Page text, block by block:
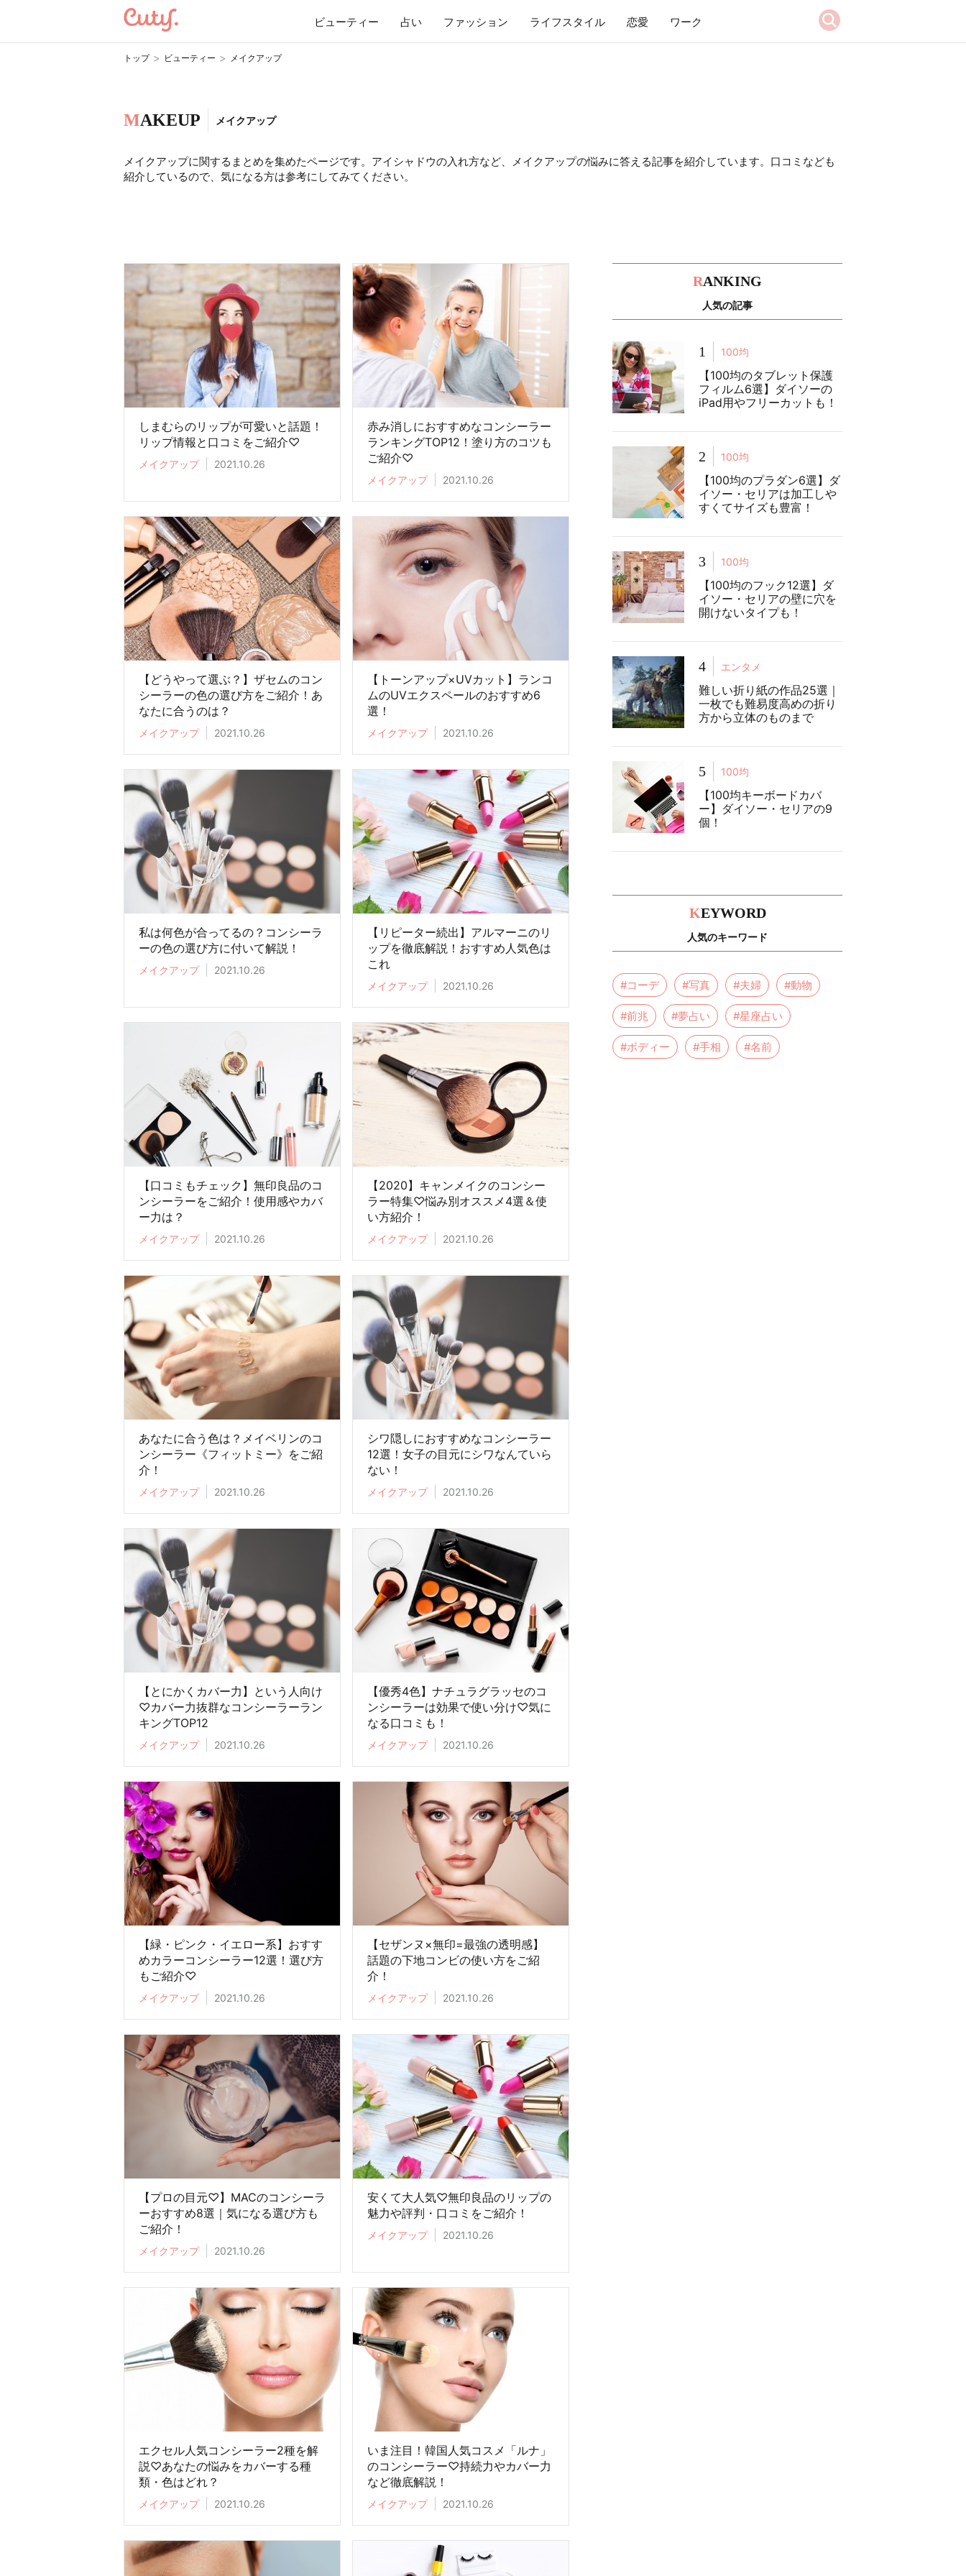
ビューティー 占い ファッション ライフスタイル 恋愛 ワーク
トップ > ビューティー > メイクアップ
MAKEUP メイクアップ
メイクアップに関するまとめを集めたページです。アイシャドウの入れ方など、メイクアップの悩みに答える記事を紹介しています。口コミなども
紹介しているので、気になる方は参考にしてみてください。
しまむらのリップが可愛いと話題！
リップ情報と口コミをご紹介♡
メイクアップ 2021.10.26
赤み消しにおすすめなコンシーラー
ランキングTOP12！塗り方のコツも
ご紹介♡
メイクアップ 2021.10.26
【どうやって選ぶ？】ザセムのコン
シーラーの色の選び方をご紹介！あ
なたに合うのは？
メイクアップ 2021.10.26
【トーンアップ×UVカット】ランコ
ムのUVエクスペールのおすすめ6
選！
メイクアップ 2021.10.26
私は何色が合ってるの？コンシーラ
ーの色の選び方に付いて解説！
メイクアップ 2021.10.26
【リピーター続出】アルマーニのリ
ップを徹底解説！おすすめ人気色は
これ
メイクアップ 2021.10.26
【口コミもチェック】無印良品のコ
ンシーラーをご紹介！使用感やカバ
ー力は？
メイクアップ 2021.10.26
【2020】キャンメイクのコンシー
ラー特集♡悩み別オススメ4選＆使
い方紹介！
メイクアップ 2021.10.26
あなたに合う色は？メイベリンのコ
ンシーラー《フィットミー》をご紹
介！
メイクアップ 2021.10.26
シワ隠しにおすすめなコンシーラー
12選！女子の目元にシワなんていら
ない！
メイクアップ 2021.10.26
【とにかくカバー力】という人向け
♡カバー力抜群なコンシーラーラン
キングTOP12
メイクアップ 2021.10.26
【優秀4色】ナチュラグラッセのコ
ンシーラーは効果で使い分け♡気に
なる口コミも！
メイクアップ 2021.10.26
【緑・ピンク・イエロー系】おすす
めカラーコンシーラー12選！選び方
もご紹介♡
メイクアップ 2021.10.26
【セザンヌ×無印=最強の透明感】
話題の下地コンビの使い方をご紹
介！
メイクアップ 2021.10.26
【プロの目元♡】MACのコンシーラ
ーおすすめ8選｜気になる選び方も
ご紹介！
メイクアップ 2021.10.26
安くて大人気♡無印良品のリップの
魅力や評判・口コミをご紹介！
メイクアップ 2021.10.26
エクセル人気コンシーラー2種を解
説♡あなたの悩みをカバーする種
類・色はどれ？
メイクアップ 2021.10.26
いま注目！韓国人気コスメ「ルナ」
のコンシーラー♡持続力やカバー力
など徹底解説！
メイクアップ 2021.10.26
RANKING
人気の記事
1 100均
【100均のタブレット保護
フィルム6選】ダイソーの
iPad用やフリーカットも！
2 100均
【100均のプラダン6選】ダ
イソー・セリアは加工しや
すくてサイズも豊富！
3 100均
【100均のフック12選】ダ
イソー・セリアの壁に穴を
開けないタイプも！
4 エンタメ
難しい折り紙の作品25選｜
一枚でも難易度高めの折り
方から立体のものまで
5 100均
【100均キーボードカバ
ー】ダイソー・セリアの9
個！
KEYWORD
人気のキーワード
#コーデ #写真 #夫婦 #動物
#前兆 #夢占い #星座占い
#ボディー #手相 #名前